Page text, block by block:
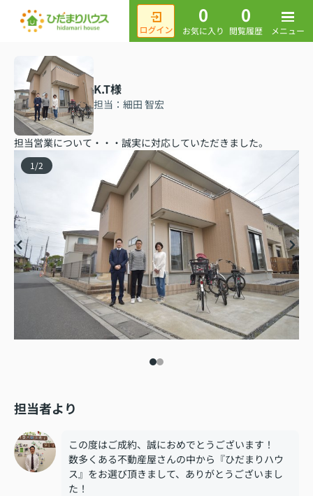
0
お気に入り
0
閲覧履歴 メニュー
K.T様
担当：細田 智宏
担当営業について・・・誠実に対応していただきました。
1 /2
担当者より
この度はご成約、誠におめでとうございます！
数多くある不動産屋さんの中から『ひだまりハウ
ス』をお選び頂きまして、ありがとうございまし
た！